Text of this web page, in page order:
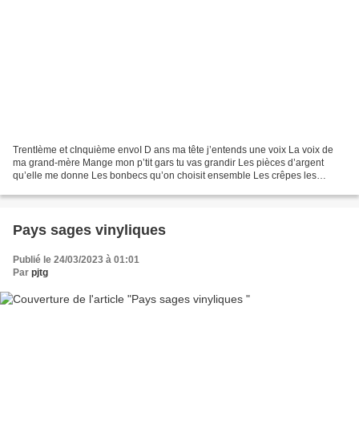
TrentIème et cInquième envoI D ans ma tête j’entends une voix La voix de
ma grand-mère Mange mon p’tit gars tu vas grandir Les pièces d’argent
qu’elle me donne Les bonbecs qu’on choisit ensemble Les crêpes les
Pays sages vinyliques
Publié le 24/03/2023 à 01:01
Par pjtg